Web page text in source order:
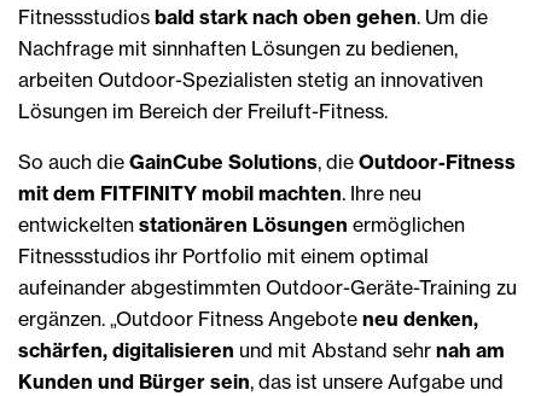
Fitnessstudios bald stark nach oben gehen. Um die
Nachfrage mit sinnhaften Lösungen zu bedienen,
arbeiten Outdoor-Spezialisten stetig an innovativen
Lösungen im Bereich der Freiluft-Fitness.
So auch die GainCube Solutions, die Outdoor-Fitness
mit dem FITFINITY mobil machten. Ihre neu
entwickelten stationären Lösungen ermöglichen
Fitnessstudios ihr Portfolio mit einem optimal
aufeinander abgestimmten Outdoor-Geräte-Training zu
ergänzen. „Outdoor Fitness Angebote neu denken,
schärfen, digitalisieren und mit Abstand sehr nah am
Kunden und Bürger sein, das ist unsere Aufgabe und